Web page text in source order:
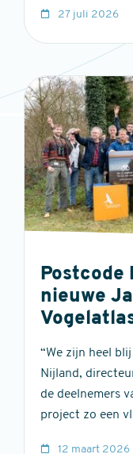
27 juli 2026
Postcode
nieuwe
“We zijn heel
Nijland,
de deelnemers
project zo een
12 maart 2026